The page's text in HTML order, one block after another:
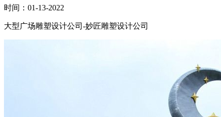
时间：01-13-2022
大型广场雕塑设计公司-妙匠雕塑设计公司